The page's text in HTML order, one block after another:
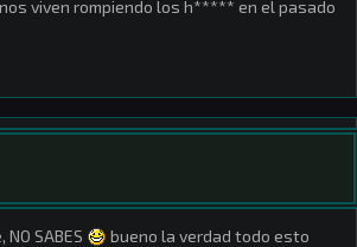
viven rompiendo los h***** en el pasado
SABES
bueno la verdad todo esto